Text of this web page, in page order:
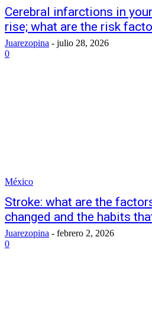
Cerebral infarctions in
rise; what are the risk
Juarezopina - julio 28, 2026
0
México
Stroke: what are the
changed and the habits
Juarezopina - febrero 2, 2026
0